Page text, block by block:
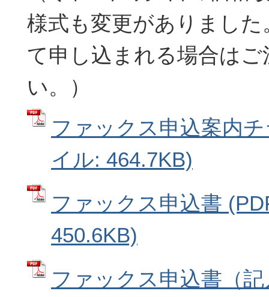
様式も変更がありまし
て申し込まれる場合は
い。）
ファックス申込案内
イル: 464.7KB)
ファックス申込書
450.6KB)
ファックス申込書（